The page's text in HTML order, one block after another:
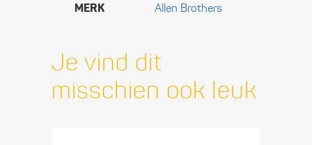
MERK Allen Brothers
Je vind dit
misschien ook leuk